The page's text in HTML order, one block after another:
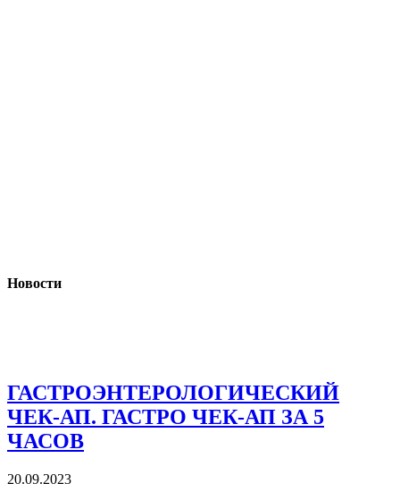
Новости
ГАСТРОЭНТЕРОЛОГИЧЕСКИЙ
ЧЕК-АП. ГАСТРО ЧЕК-АП ЗА 5
ЧАСОВ
20.09.2023